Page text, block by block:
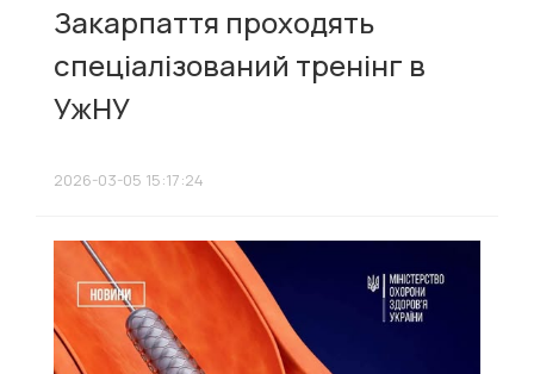
Закарпаття проходять
спеціалізований тренінг в
УжНУ
2026-03-05 15:17:24